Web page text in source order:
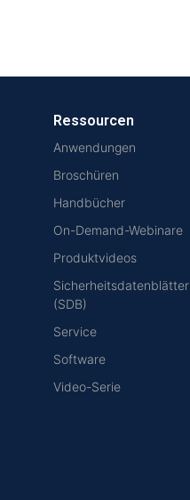
Ressourcen
Anwendungen
Broschüren
Handbücher
On-Demand-Webinare
Produktvideos
Sicherheitsdatenblätter
(SDB)
Service
Software
Video-Serie